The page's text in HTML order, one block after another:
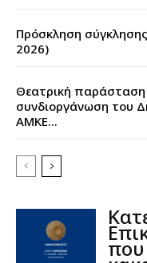
Πρόσκληση
2026)
Θεατρική
συνδιοργάνωση του
ΑΜΚΕ...